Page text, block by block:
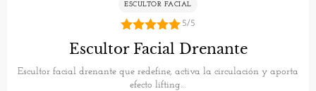
ESCULTOR FACIAL
5.00
de 5
5/5
Escultor Facial Drenante
Escultor facial drenante que redefine, activa la circulación y aporta
efecto lifting…